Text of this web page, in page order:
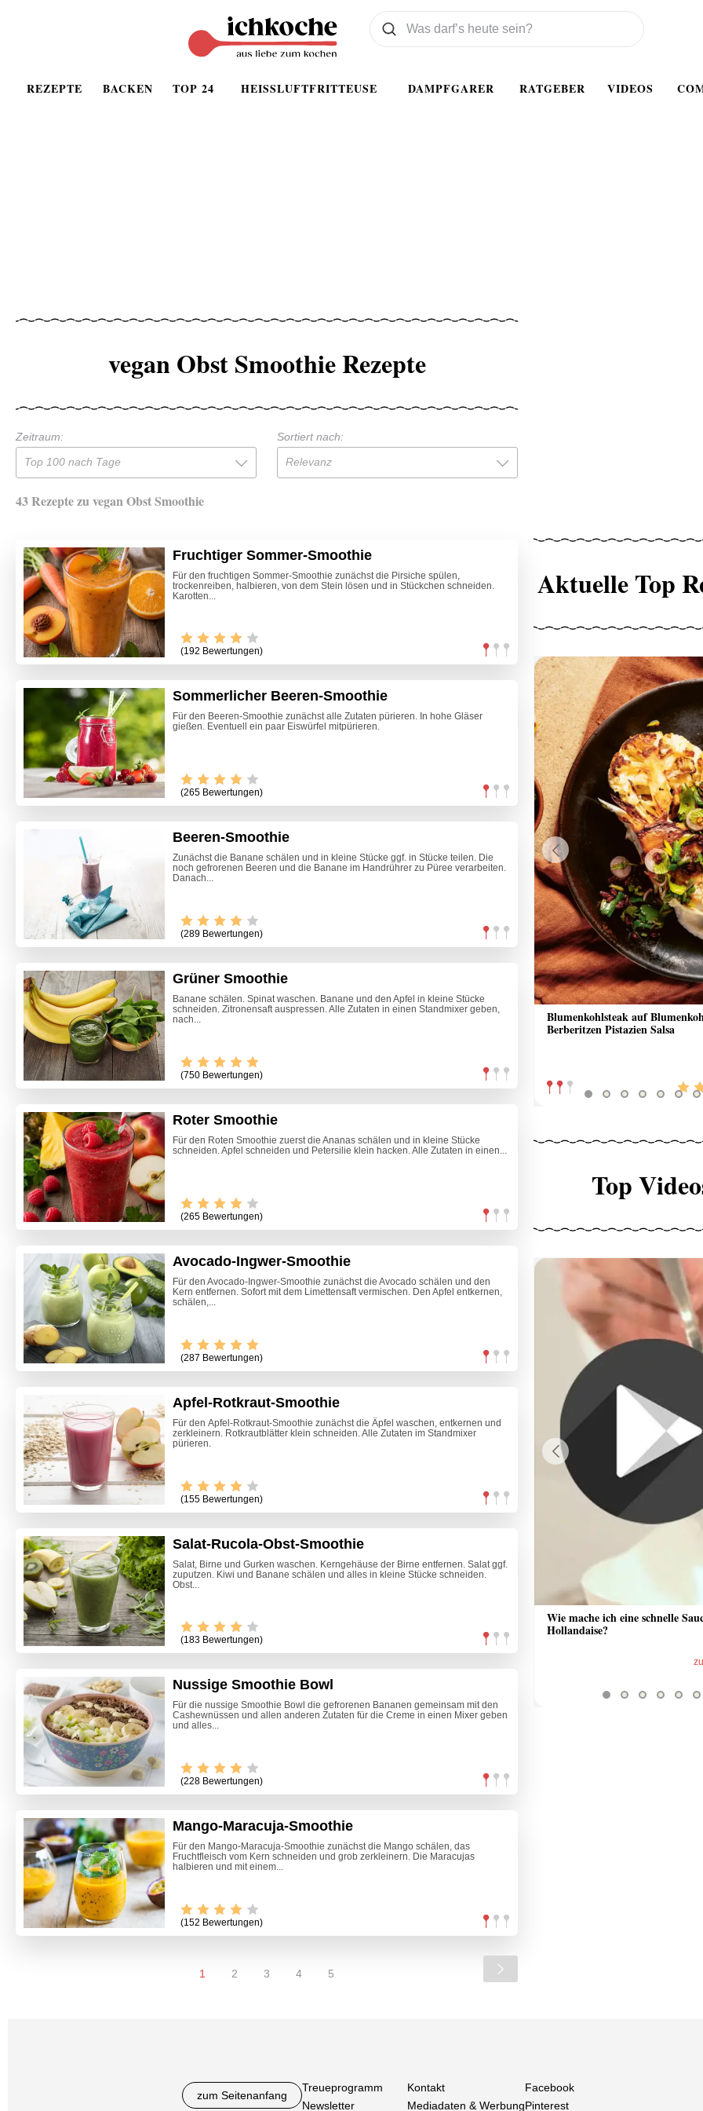
REZEPTE BACKEN TOP 24 HEISSLUFTFRITTEUSE DAMPFGARER RATGEBER VIDEOS
Was wollen Sie suchen
Suchen
vegan Obst Smoothie Rezepte
Zeitraum:
Top 100 nach Tage
Sortiert nach:
Relevanz
43 Rezepte zu vegan Obst Smoothie
Fruchtiger Sommer-Smoothie
Für den fruchtigen Sommer-Smoothie zunächst die Pirsiche spülen,
trockenreiben, halbieren, von dem Stein lösen und in Stückchen schneiden.
Karotten...
(192 Bewertungen)
Sommerlicher Beeren-Smoothie
Für den Beeren-Smoothie zunächst alle Zutaten pürieren. In hohe Gläser
gießen. Eventuell ein paar Eiswürfel mitpürieren.
(265 Bewertungen)
Beeren-Smoothie
Zunächst die Banane schälen und in kleine Stücke ggf. in Stücke teilen. Die
noch gefrorenen Beeren und die Banane im Handrührer zu Püree verarbeiten.
Danach...
(289 Bewertungen)
Grüner Smoothie
Banane schälen. Spinat waschen. Banane und den Apfel in kleine Stücke
schneiden. Zitronensaft auspressen. Alle Zutaten in einen Standmixer geben,
nach...
(750 Bewertungen)
Roter Smoothie
Für den Roten Smoothie zuerst die Ananas schälen und in kleine Stücke
schneiden. Apfel schneiden und Petersilie klein hacken. Alle Zutaten in einen...
(265 Bewertungen)
Avocado-Ingwer-Smoothie
Für den Avocado-Ingwer-Smoothie zunächst die Avocado schälen und den
Kern entfernen. Sofort mit dem Limettensaft vermischen. Den Apfel entkernen,
schälen,...
(287 Bewertungen)
Apfel-Rotkraut-Smoothie
Für den Apfel-Rotkraut-Smoothie zunächst die Äpfel waschen, entkernen und
zerkleinern. Rotkrautblätter klein schneiden. Alle Zutaten im Standmixer
pürieren.
(155 Bewertungen)
Salat-Rucola-Obst-Smoothie
Salat, Birne und Gurken waschen. Kerngehäuse der Birne entfernen. Salat ggf.
zuputzen. Kiwi und Banane schälen und alles in kleine Stücke schneiden.
Obst...
(183 Bewertungen)
Nussige Smoothie Bowl
Für die nussige Smoothie Bowl die gefrorenen Bananen gemeinsam mit den
Cashewnüssen und allen anderen Zutaten für die Creme in einen Mixer geben
und alles...
(228 Bewertungen)
Mango-Maracuja-Smoothie
Für den Mango-Maracuja-Smoothie zunächst die Mango schälen, das
Fruchtfleisch vom Kern schneiden und grob zerkleinern. Die Maracujas
halbieren und mit einem...
(152 Bewertungen)
1 2 3 4 5
Aktuelle Top
Blumenkohlsteak auf
Berberitzen Pistazien Salsa
Maronen-Eis
Previous
Top
Wie mache ich eine schnelle
Hollandaise?
Previous
zum Seitenanfang
Treueprogramm
Newsletter
Kontakt
Mediadaten & Werbung
Facebook
Pinterest